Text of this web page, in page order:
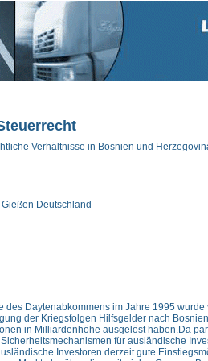
Verhältnisse in Bosnien und
Deutschland
des Daytenabkommens im Jahre 1995 wurde
der Kriegsfolgen Hilfsgelder nach
in Milliardenhöhe ausgelöst haben.Da
für ausländische
Investoren derzeit gute